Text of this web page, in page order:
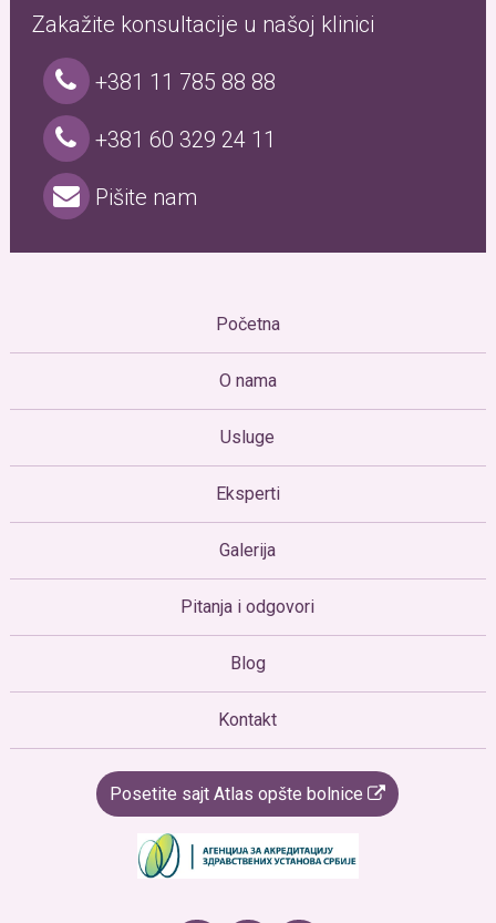
Zakažite konsultacije u našoj klinici
+381 11 785 88 88
+381 60 329 24 11
Pišite nam
Početna
O nama
Usluge
Eksperti
Galerija
Pitanja i odgovori
Blog
Kontakt
Posetite sajt Atlas opšte bolnice